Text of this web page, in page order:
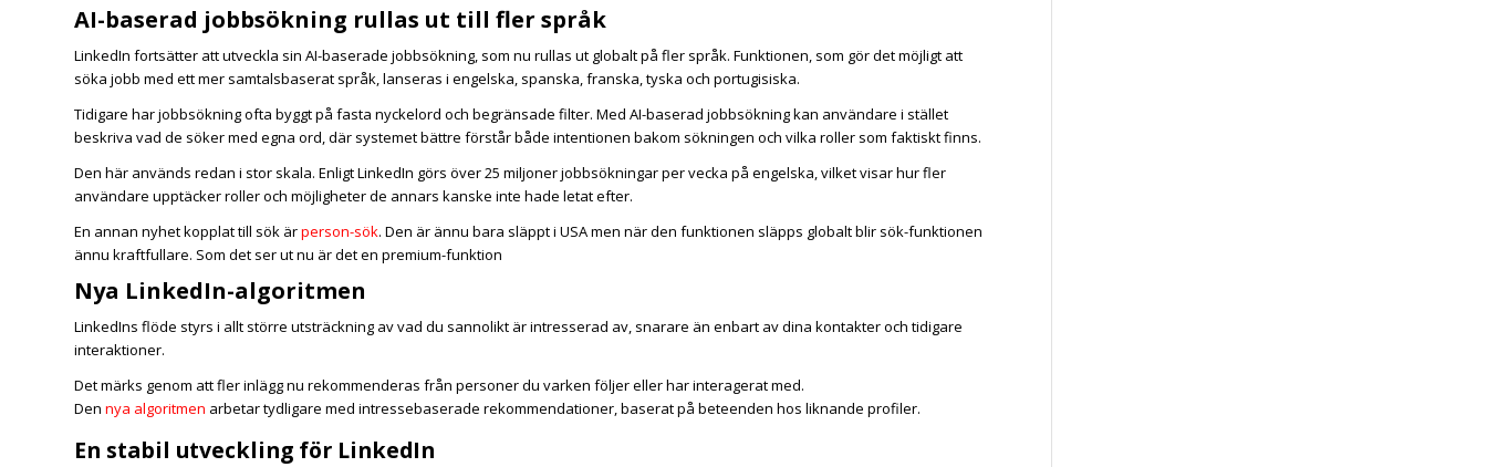
AI-baserad jobbsökning rullas ut till fler språk
LinkedIn fortsätter att utveckla sin AI-baserade jobbsökning, som nu rullas ut globalt på fler språk. Funktionen, som gör det möjligt att
söka jobb med ett mer samtalsbaserat språk, lanseras i engelska, spanska, franska, tyska och portugisiska.
Tidigare har jobbsökning ofta byggt på fasta nyckelord och begränsade filter. Med AI-baserad jobbsökning kan användare i stället
beskriva vad de söker med egna ord, där systemet bättre förstår både intentionen bakom sökningen och vilka roller som faktiskt finns.
Den här används redan i stor skala. Enligt LinkedIn görs över 25 miljoner jobbsökningar per vecka på engelska, vilket visar hur fler
användare upptäcker roller och möjligheter de annars kanske inte hade letat efter.
En annan nyhet kopplat till sök ärperson-sök. Den är ännu bara släppt i USA men när den funktionen släpps globalt blir sök-funktionen
ännu kraftfullare. Som det ser ut nu är det en premium-funktion
Nya LinkedIn-algoritmen
LinkedIns flöde styrs i allt större utsträckning av vad du sannolikt är intresserad av, snarare än enbart av dina kontakter och tidigare
interaktioner.
Det märks genom att fler inlägg nu rekommenderas från personer du varken följer eller har interagerat med.
Den nya algoritmen arbetar tydligare med intressebaserade rekommendationer, baserat på beteenden hos liknande profiler.
En stabil utveckling för LinkedIn